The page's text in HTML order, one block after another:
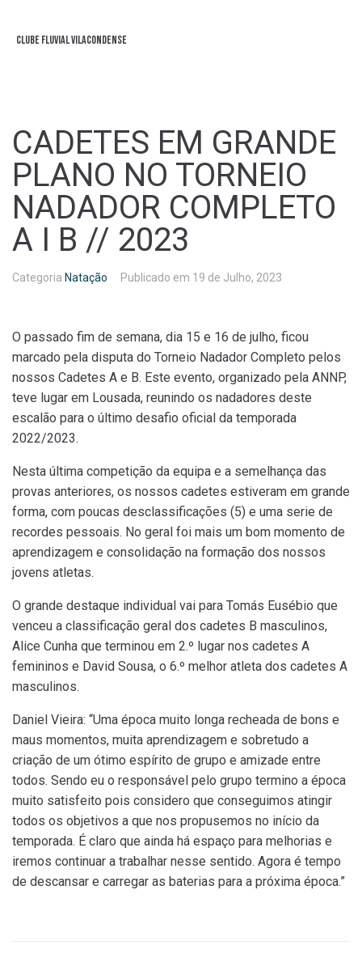
Clube Fluvial Vilacondense
CADETES EM GRANDE
PLANO NO TORNEIO
NADADOR COMPLETO
A I B // 2023
Categoria Natação Publicado em 19 de Julho, 2023
O passado fim de semana, dia 15 e 16 de julho, ficou
marcado pela disputa do Torneio Nadador Completo pelos
nossos Cadetes A e B. Este evento, organizado pela ANNP,
teve lugar em Lousada, reunindo os nadadores deste
escalão para o último desafio oficial da temporada
2022/2023.
Nesta última competição da equipa e a semelhança das
provas anteriores, os nossos cadetes estiveram em grande
forma, com poucas desclassificações (5) e uma serie de
recordes pessoais. No geral foi mais um bom momento de
aprendizagem e consolidação na formação dos nossos
jovens atletas.
O grande destaque individual vai para Tomás Eusébio que
venceu a classificação geral dos cadetes B masculinos,
Alice Cunha que terminou em 2.º lugar nos cadetes A
femininos e David Sousa, o 6.º melhor atleta dos cadetes A
masculinos.
Daniel Vieira: “Uma época muito longa recheada de bons e
maus momentos, muita aprendizagem e sobretudo a
criação de um ótimo espírito de grupo e amizade entre
todos. Sendo eu o responsável pelo grupo termino a época
muito satisfeito pois considero que conseguimos atingir
todos os objetivos a que nos propusemos no início da
temporada. É claro que ainda há espaço para melhorias e
iremos continuar a trabalhar nesse sentido. Agora é tempo
de descansar e carregar as baterias para a próxima época.”